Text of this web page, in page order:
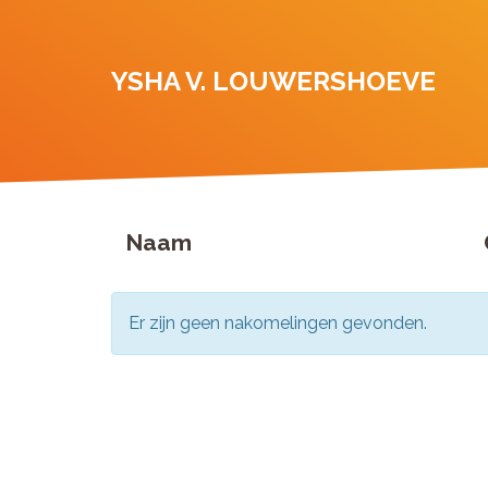
YSHA V. LOUWERSHOEVE
Naam
Er zijn geen nakomelingen gevonden.